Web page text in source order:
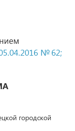
№ 62;
городской